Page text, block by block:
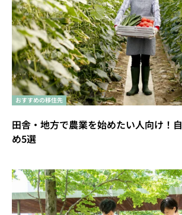
おすすめの移住先
田舎・地方で農業を始めたい人向け！
め5選